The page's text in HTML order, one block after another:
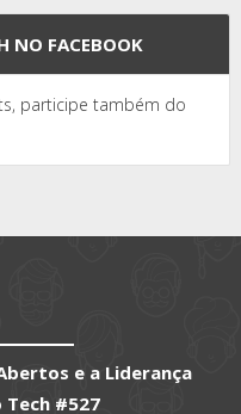
NO FACEBOOK
participe também do
e a Liderança
Tech #527